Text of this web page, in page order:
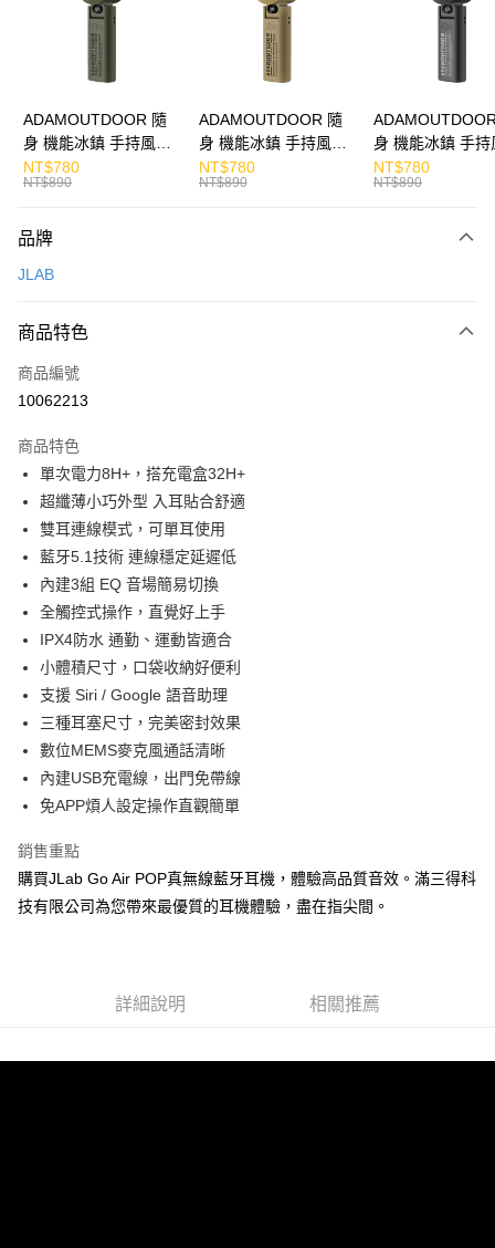
運送方式
免運費
付款後7-11取貨
宅配
每筆NT$130，滿NT$399(含以上)免運費
ADAMOUTDOOR 隨
身 機能冰鎮 手持風扇
掛繩
NT$780
NT$890
ADAMOUTDOOR 隨
身 機能冰鎮 手持風扇
掛繩
NT$780
NT$890
身 機能冰鎮 手持
掛繩
NT$780
NT$890
品牌
JLAB
商品特色
商品編號
10062213
商品特色
單次電力8H+，搭充電盒32H+
超纖薄小巧外型 入耳貼合舒適
雙耳連線模式，可單耳使用
藍牙5.1技術 連線穩定延遲低
內建3組 EQ 音場簡易切換
全觸控式操作，直覺好上手
IPX4防水 通勤、運動皆適合
小體積尺寸，口袋收納好便利
支援 Siri / Google 語音助理
三種耳塞尺寸，完美密封效果
數位MEMS麥克風通話清晰
內建USB充電線，出門免帶線
免APP煩人設定操作直觀簡單
銷售重點
購買JLab Go Air POP真無線藍牙耳機，體驗高品質音效。滿三得科
技有限公司為您帶來最優質的耳機體驗，盡在指尖間。
詳細說明 相關推薦